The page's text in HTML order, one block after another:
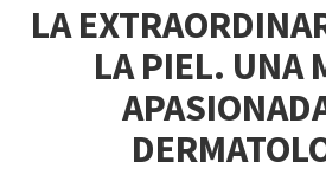
LA
LA PIEL. UNA